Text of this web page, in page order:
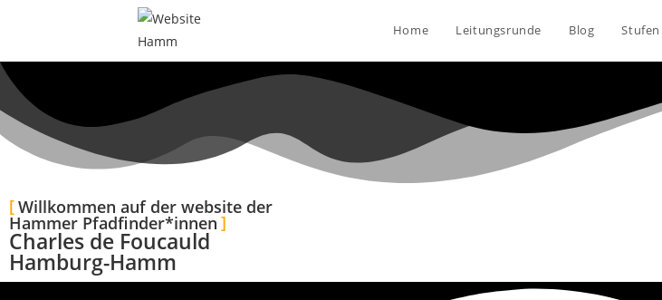
Home Leitungsrunde Blog Stufen
Willkommen auf der website der
Hammer Pfadfinder*innen
Charles de Foucauld
Hamburg-Hamm